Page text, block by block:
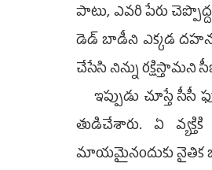
పాటు, ఎవరి పేరు
డెడ్‌ బాడీని ఎక్కడ
చేసేసి నిన్ను రక్షిస్తామని
ఇప్పుడు చూస్తే
తుడిచేశారు. ఏ
మాయమైనందుకు